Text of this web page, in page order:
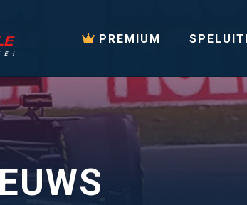
PREMIUM